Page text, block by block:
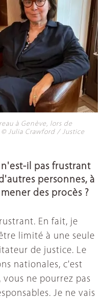
à Genève, lors de
Julia Crawford / Justice
il pas frustrant
personnes, à
des procès ?
En fait, je
limité à une seule
de justice. Le
nationales, c'est
vous ne pourrez pas
Je ne vais